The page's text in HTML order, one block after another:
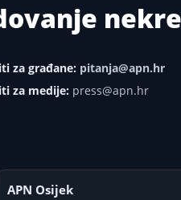
za građane: pitanja@apn.hr
za medije: press@apn.hr
APN Osijek